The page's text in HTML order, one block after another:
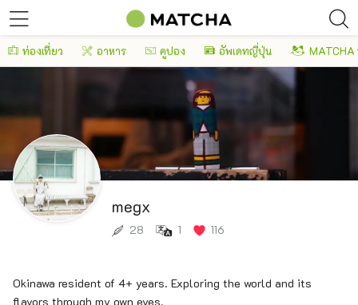
ท่องเที่ยว อาหาร คูปอง อัพเดทญี่ปุ่น
megx
28 1 116
Okinawa resident of 4+ years. Exploring the world and its
flavors through my own eyes.